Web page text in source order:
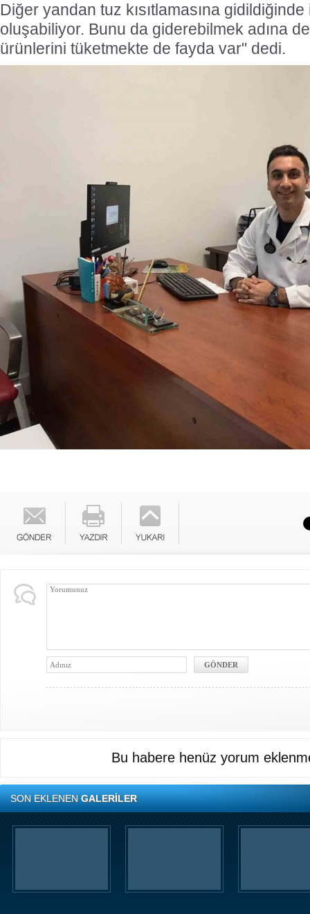
Diğer yandan tuz kısıtlamasına
oluşabiliyor. Bunu da giderebilmek adına
ürünlerini tüketmekte de fayda var" dedi.
Bu habere henüz yorum
SON EKLENENGALERİLER